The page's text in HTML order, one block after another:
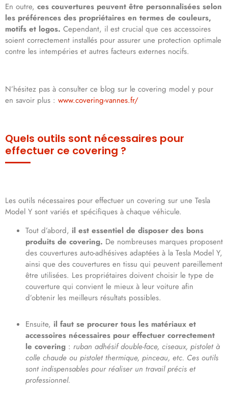
En outre, ces couvertures peuvent être personnalisées selon
les préférences des propriétaires en termes de couleurs,
motifs et logos. Cependant, il est crucial que ces accessoires
soient correctement installés pour assurer une protection optimale
contre les intempéries et autres facteurs externes nocifs.
N’hésitez pas à consulter ce blog sur le covering model y pour
en savoir plus : www.covering-vannes.fr/
Quels outils sont nécessaires pour
effectuer ce covering ?
Les outils nécessaires pour effectuer un covering sur une Tesla
Model Y sont variés et spécifiques à chaque véhicule.
Tout d’abord, il est essentiel de disposer des bons
produits de covering. De nombreuses marques proposent
des couvertures auto-adhésives adaptées à la Tesla Model Y,
ainsi que des couvertures en tissu qui peuvent pareillement
être utilisées. Les propriétaires doivent choisir le type de
couverture qui convient le mieux à leur voiture afin
d’obtenir les meilleurs résultats possibles.
Ensuite, il faut se procurer tous les matériaux et
accessoires nécessaires pour effectuer correctement
le covering : ruban adhésif double-face, ciseaux, pistolet à
colle chaude ou pistolet thermique, pinceau, etc. Ces outils
sont indispensables pour réaliser un travail précis et
professionnel.